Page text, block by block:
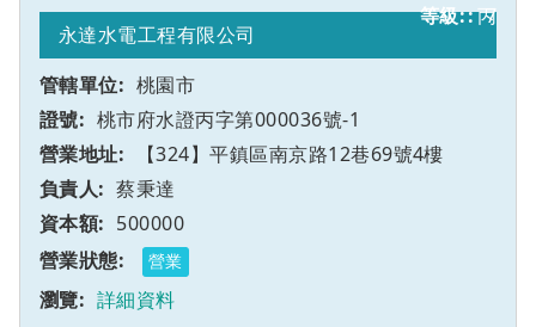
7
永達水電工程有限公司
桃園市
桃市府水證丙字第000036號-1
【324】平鎮區南京路12巷69號4樓
丙
蔡秉達
500000
營業
詳細資料